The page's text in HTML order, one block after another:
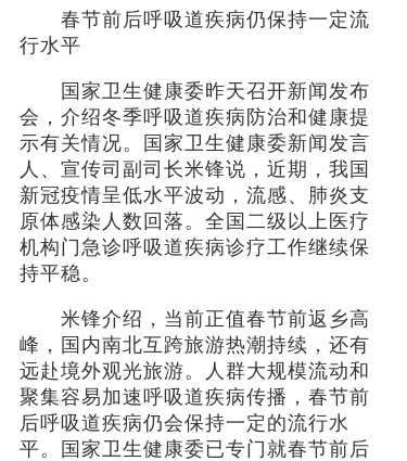
文化
旅游
健康
娱乐
春节前后呼吸道疾病仍保持一定流
行水平
国家卫生健康委昨天召开新闻发布
会，介绍冬季呼吸道疾病防治和健康提
示有关情况。国家卫生健康委新闻发言
人、宣传司副司长米锋说，近期，我国
新冠疫情呈低水平波动，流感、肺炎支
原体感染人数回落。全国二级以上医疗
机构门急诊呼吸道疾病诊疗工作继续保
持平稳。
米锋介绍，当前正值春节前返乡高
峰，国内南北互跨旅游热潮持续，还有
远赴境外观光旅游。人群大规模流动和
聚集容易加速呼吸道疾病传播，春节前
后呼吸道疾病仍会保持一定的流行水
平。国家卫生健康委已专门就春节前后